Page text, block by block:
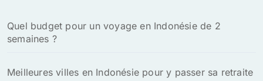
Quel budget pour un voyage en Indonésie de 2
semaines ?
Meilleures villes en Indonésie pour y passer sa retraite